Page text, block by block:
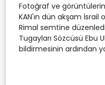
Fotoğraf ve
KAN'ın dün akşam
Rimal semtine
Tugayları Sözcüsü Ebu
bildirmesinin ardından